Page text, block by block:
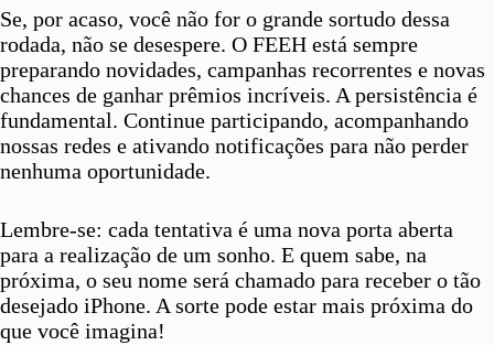
Se, por acaso, você não for o grande sortudo dessa
rodada, não se desespere. O FEEH está sempre
preparando novidades, campanhas recorrentes e novas
chances de ganhar prêmios incríveis. A persistência é
fundamental. Continue participando, acompanhando
nossas redes e ativando notificações para não perder
nenhuma oportunidade.
Lembre-se: cada tentativa é uma nova porta aberta
para a realização de um sonho. E quem sabe, na
próxima, o seu nome será chamado para receber o tão
desejado iPhone. A sorte pode estar mais próxima do
que você imagina!